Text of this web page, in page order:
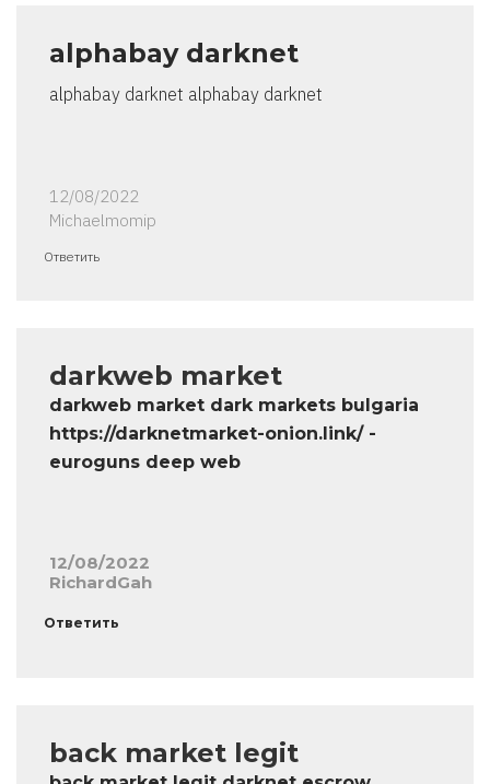
alphabay darknet
alphabay darknet alphabay darknet
12/08/2022
Michaelmomip
Ответить
darkweb market
darkweb market dark markets bulgaria
https://darknetmarket-onion.link/ -
euroguns deep web
12/08/2022
RichardGah
Ответить
back market legit